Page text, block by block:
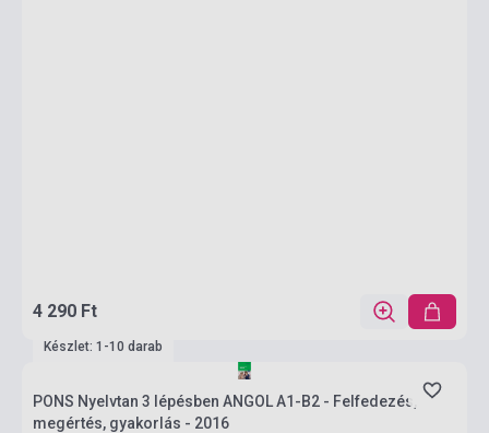
4 290 Ft
Készlet: 1-10 darab
PONS Nyelvtan 3 lépésben ANGOL A1-B2 - Felfedezés,
megértés, gyakorlás - 2016